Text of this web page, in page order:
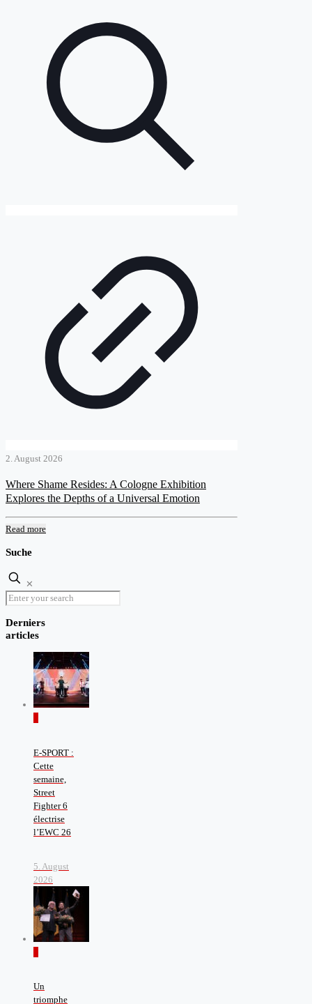
2. August 2026
Where Shame Resides: A Cologne Exhibition
Explores the Depths of a Universal Emotion
Read more
Suche
✕
Derniers
articles
E-SPORT :
Cette
semaine,
Street
Fighter 6
électrise
l’EWC 26
5. August
2026
Un
triomphe